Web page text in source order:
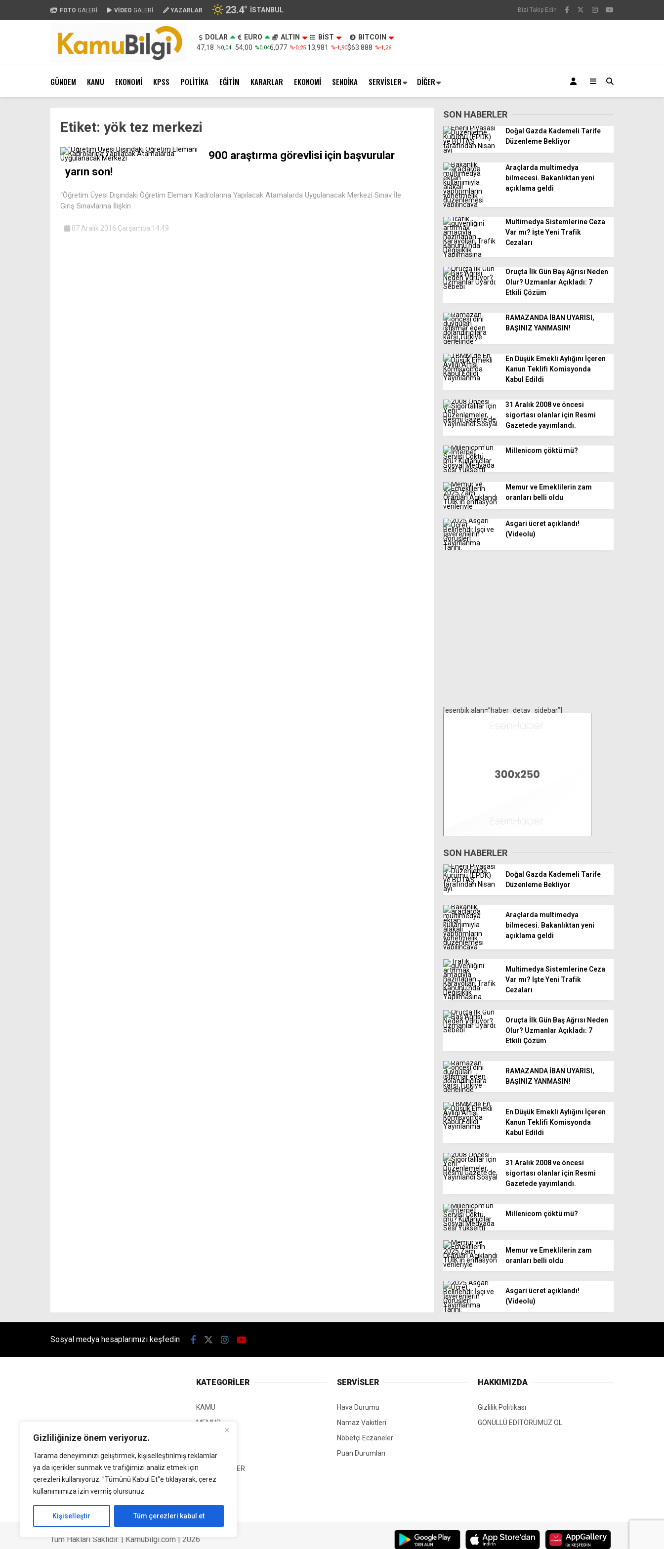
Gizliliğinize önem veriyoruz.
Tarama deneyiminizi geliştirmek, kişiselleştirilmiş reklamlar
ya da içerikler sunmak ve trafiğimizi analiz etmek için
çerezleri kullanıyoruz. "Tümünü Kabul Et"e tıklayarak, çerez
kullanımımıza izin vermiş olursunuz.
Kişiselleştir Tüm çerezleri kabul et
FOTO GALERİ VİDEO GALERİ YAZARLAR 23.4° İSTANBUL Bizi Takip Edin
DOLAR
47,18 %0,04
EURO
54,00 %0,04
ALTIN
6,077 %-0,25
BİST
13,981
%-1,90
BITCOIN
$63.888 %-1,26
GÜNDEM KAMU EKONOMİ KPSS POLİTİKA EĞİTİM KARARLAR EKONOMİ SENDİKA SERVİSLER DİĞER
Etiket: yök tez merkezi
900 araştırma görevlisi için başvurular
yarın son!
“Öğretim Üyesi Dışındaki Öğretim Elemanı Kadrolarına Yapılacak Atamalarda Uygulanacak Merkezi Sınav İle
Giriş Sınavlarına İlişkin
07 Aralık 2016 Çarşamba 14:49
SON HABERLER
Doğal Gazda Kademeli Tarife
Düzenleme Bekliyor
Araçlarda multimedya
bilmecesi. Bakanlıktan yeni
açıklama geldi
Multimedya Sistemlerine Ceza
Var mı? İşte Yeni Trafik
Cezaları
Oruçta İlk Gün Baş Ağrısı Neden
Olur? Uzmanlar Açıkladı: 7
Etkili Çözüm
RAMAZANDA İBAN UYARISI,
BAŞINIZ YANMASIN!
En Düşük Emekli Aylığını İçeren
Kanun Teklifi Komisyonda
Kabul Edildi
31 Aralık 2008 ve öncesi
sigortası olanlar için Resmi
Gazetede yayımlandı.
Millenicom çöktü mü?
Memur ve Emeklilerin zam
oranları belli oldu
Asgari ücret açıklandı!
(Videolu)
[esenbik alan=”haber_detay_sidebar”]
SON HABERLER
Doğal Gazda Kademeli Tarife
Düzenleme Bekliyor
Araçlarda multimedya
bilmecesi. Bakanlıktan yeni
açıklama geldi
Multimedya Sistemlerine Ceza
Var mı? İşte Yeni Trafik
Cezaları
Oruçta İlk Gün Baş Ağrısı Neden
Olur? Uzmanlar Açıkladı: 7
Etkili Çözüm
RAMAZANDA İBAN UYARISI,
BAŞINIZ YANMASIN!
En Düşük Emekli Aylığını İçeren
Kanun Teklifi Komisyonda
Kabul Edildi
31 Aralık 2008 ve öncesi
sigortası olanlar için Resmi
Gazetede yayımlandı.
Millenicom çöktü mü?
Memur ve Emeklilerin zam
oranları belli oldu
Asgari ücret açıklandı!
(Videolu)
Sosyal medya hesaplarımızı keşfedin
KATEGORİLER
KAMU
MEMUR
EĞİTİM
GÜNCEL HABER
SİYASET
SERVİSLER
Hava Durumu
Namaz Vakitleri
Nöbetçi Eczaneler
Puan Durumları
HAKKIMIZDA
Gizlilik Politikası
GÖNÜLLÜ EDİTÖRÜMÜZ OL
Tüm Hakları Saklıdır. | Kamubilgi.com | 2026